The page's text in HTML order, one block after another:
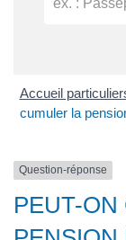
Accueil
cumuler la
Question-réponse
PEUT-ON